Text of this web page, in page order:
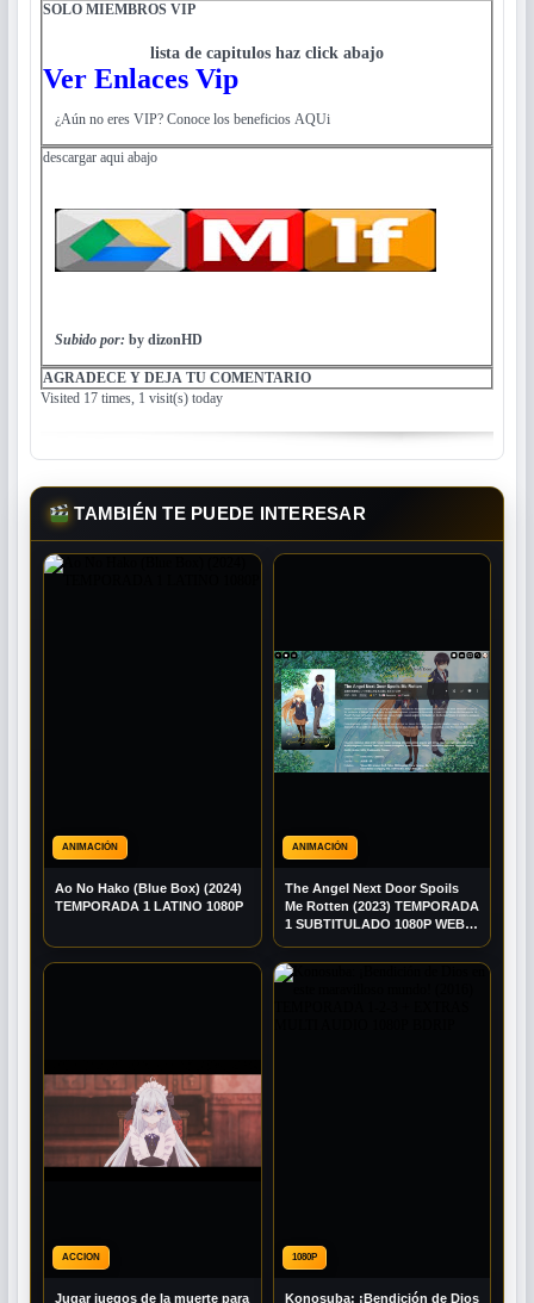
SOLO MIEMBROS VIP
lista de capitulos haz click abajo
Ver Enlaces Vip
¿Aún no eres VIP? Conoce los beneficios AQUi
descargar aqui abajo
Subido por: by dizonHD
AGRADECE Y DEJA TU COMENTARIO
Visited 17 times, 1 visit(s) today
TAMBIÉN TE PUEDE INTERESAR
ANIMACIÓN
Ao No Hako (Blue Box) (2024)
TEMPORADA 1 LATINO 1080P
ANIMACIÓN
The Angel Next Door Spoils
Me Rotten (2023) TEMPORADA
1 SUBTITULADO 1080P WEB-
ACCION
Jugar juegos de la muerte para
1080P
Konosuba: ¡Bendición de Dios